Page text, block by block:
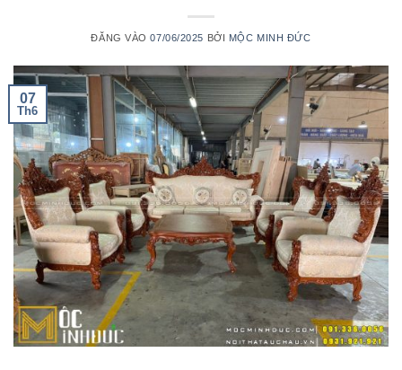
ĐĂNG VÀO07/06/2025 BỞI MỘC MINH ĐỨC
07
Th6